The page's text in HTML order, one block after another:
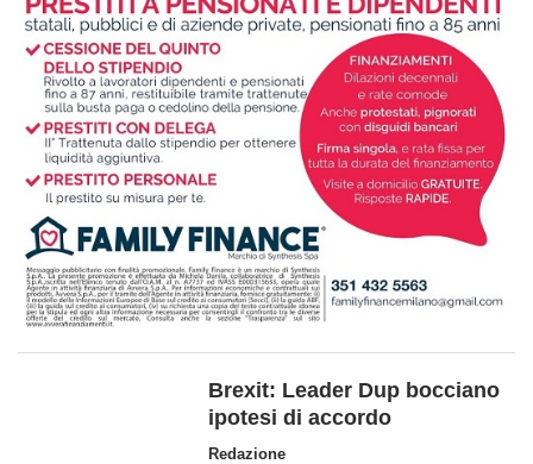
Brexit: Leader Dup bocciano
ipotesi di accordo
Redazione